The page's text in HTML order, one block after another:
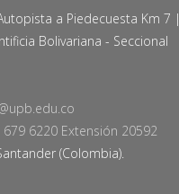
a Piedecuesta Km 7 |
Bolivariana - Seccional
679 6220 Extensión 20592
(Colombia).